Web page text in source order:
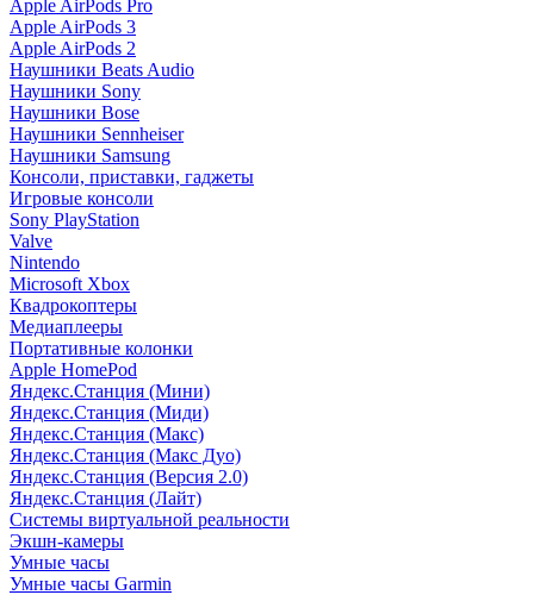
Apple AirPods Pro
Apple AirPods 3
Apple AirPods 2
Наушники Beats Audio
Наушники Sony
Наушники Bose
Наушники Sennheiser
Наушники Samsung
Консоли, приставки, гаджеты
Игровые консоли
Sony PlayStation
Valve
Nintendo
Microsoft Xbox
Квадрокоптеры
Медиаплееры
Портативные колонки
Apple HomePod
Яндекс.Станция (Мини)
Яндекс.Станция (Миди)
Яндекс.Станция (Макс)
Яндекс.Станция (Макс Дуо)
Яндекс.Станция (Версия 2.0)
Яндекс.Станция (Лайт)
Системы виртуальной реальности
Экшн-камеры
Умные часы
Умные часы Garmin